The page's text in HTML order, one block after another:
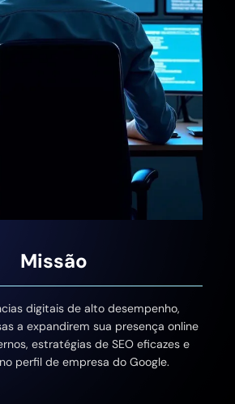
Missão
digitais de alto desempenho,
a expandirem sua presença online
estratégias de SEO eficazes e
perfil de empresa do Google.